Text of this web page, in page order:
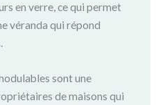
en verre, ce qui permet
véranda qui répond
sont une
de maisons qui